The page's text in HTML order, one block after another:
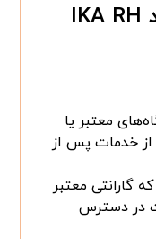
نکات مهم هنگام خرید IKA RH
معتبر یا
از خدمات پس از
گارانتی معتبر
در دسترس